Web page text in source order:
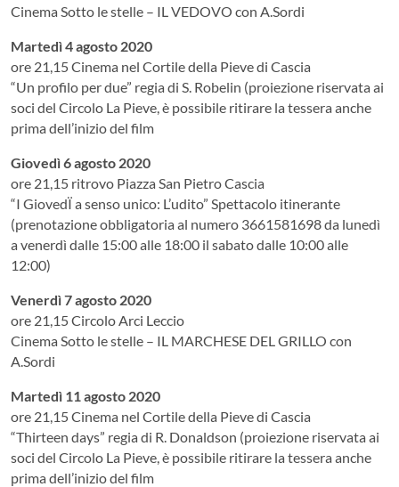
Cinema Sotto le stelle – IL VEDOVO con A.Sordi
Martedì 4 agosto 2020
ore 21,15 Cinema nel Cortile della Pieve di Cascia
“Un profilo per due” regia di S. Robelin (proiezione riservata ai
soci del Circolo La Pieve, è possibile ritirare la tessera anche
prima dell’inizio del film
Giovedì 6 agosto 2020
ore 21,15 ritrovo Piazza San Pietro Cascia
“I GiovedÏ a senso unico: L’udito” Spettacolo itinerante
(prenotazione obbligatoria al numero 3661581698 da lunedì
a venerdì dalle 15:00 alle 18:00 il sabato dalle 10:00 alle
12:00)
Venerdì 7 agosto 2020
ore 21,15 Circolo Arci Leccio
Cinema Sotto le stelle – IL MARCHESE DEL GRILLO con
A.Sordi
Martedì 11 agosto 2020
ore 21,15 Cinema nel Cortile della Pieve di Cascia
“Thirteen days” regia di R. Donaldson (proiezione riservata ai
soci del Circolo La Pieve, è possibile ritirare la tessera anche
prima dell’inizio del film